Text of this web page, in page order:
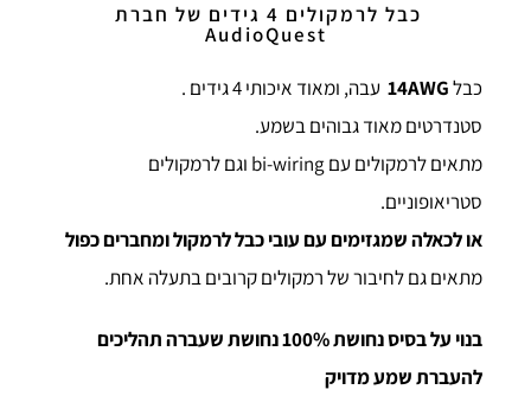
כבל לרמקולים 4 גידים של חברת
AudioQuest
כבל
עבה, ומאוד איכותי 4 גידים .
סטנדרטים מאוד גבוהים בשמע.
מתאים לרמקולים עם bi-wiring וגם לרמקולים
סטריאופוניים.
או לכאלה שמגזימים עם עובי כבל לרמקול ומחברים כפול
מתאים גם לחיבור של רמקולים קרובים בתעלה אחת.
בנוי על בסיס נחושת 100% נחושת שעברה תהליכים
להעברת שמע מדויק